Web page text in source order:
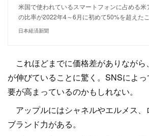
米国で使われているスマートフォンに占める米
の比率が2022年4～6月に初めて50%を超えた
日本経済新聞
これほどまでに価格差がありながら
が伸びていることに驚く。SNSによ
要が高まっているのかもしれない。
アップルにはシャネルやエルメス、
ブランド力がある。